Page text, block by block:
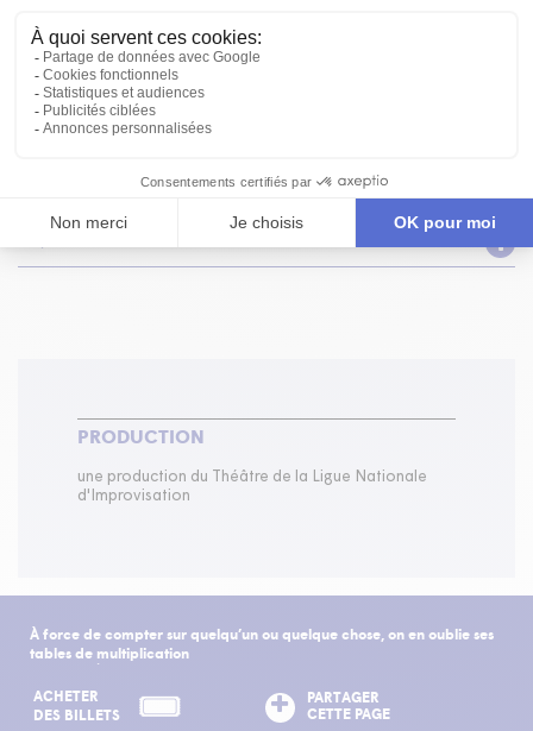
évoque dans son récit son mal-être, sublimé
toutefois par son imagination hors du commun.
texte, mise en scène et interprétation
scénographieCaroline Gagnon
éclairages et régieMarilou David
PRODUCTION
une production du Théâtre de la Ligue Nationale
d'Improvisation
À force de compter sur quelqu’un ou quelque chose, on en oublie ses
tables de multiplication
ACHETER
DES BILLETS
PARTAGER
CETTE PAGE